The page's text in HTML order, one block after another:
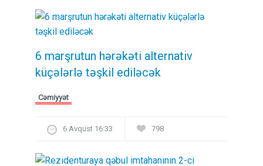
6 marşrutun hərəkəti alternativ
küçələrlə təşkil ediləcək
Cəmiyyət
6 Avqust 16:33 798